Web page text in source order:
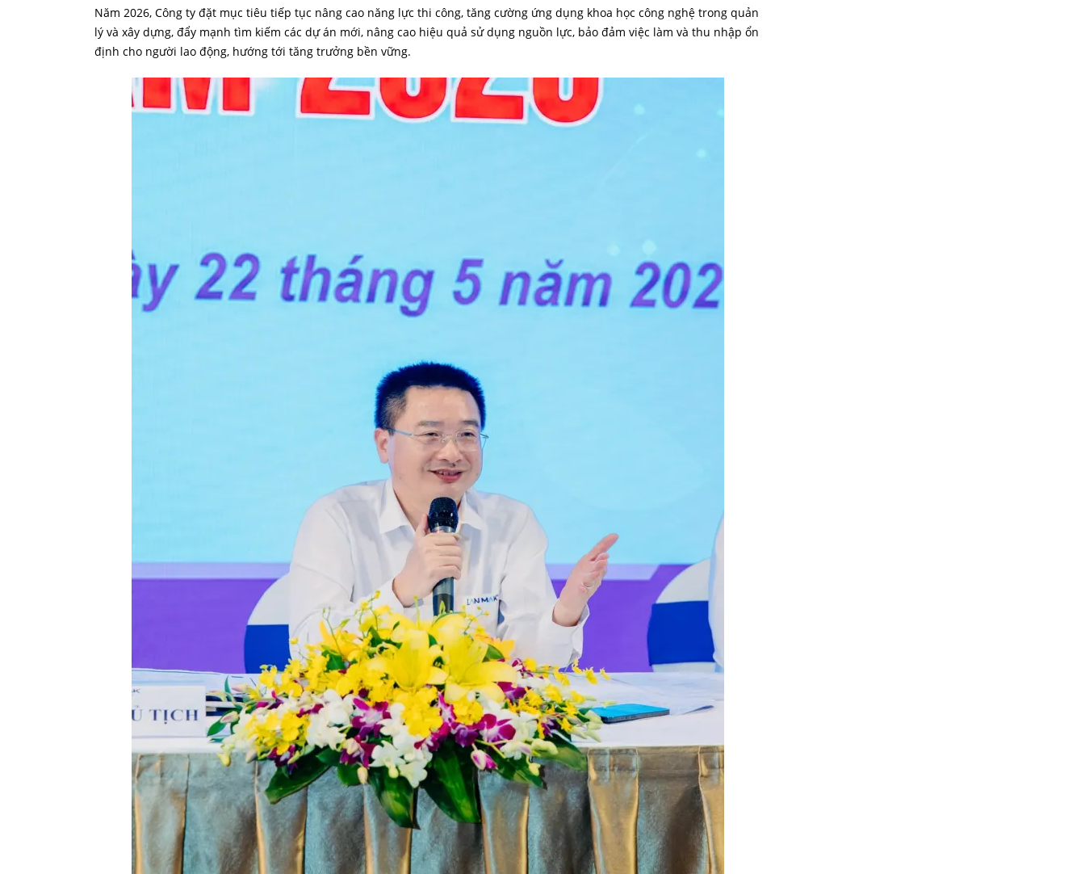
Năm 2026, Công ty đặt mục tiêu tiếp tục nâng cao năng lực thi công, tăng cường ứng dụng khoa học công nghệ trong quản
lý và xây dựng, đẩy mạnh tìm kiếm các dự án mới, nâng cao hiệu quả sử dụng nguồn lực, bảo đảm việc làm và thu nhập ổn
định cho người lao động, hướng tới tăng trưởng bền vững.